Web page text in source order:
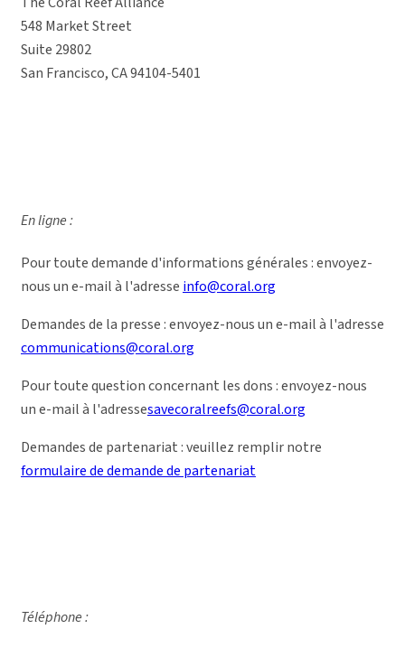
548 Market Street
Suite 29802
San Francisco, CA 94104-5401
En ligne :
Pour toute demande d'informations générales : envoyez-
nous un e-mail à l'adresse info@coral.org
Demandes de la presse : envoyez-nous un e-mail à l'adresse
communications@coral.org
Pour toute question concernant les dons : envoyez-nous
un e-mail à l'adressesavecoralreefs@coral.org
Demandes de partenariat : veuillez remplir notre
formulaire de demande de partenariat
Téléphone :